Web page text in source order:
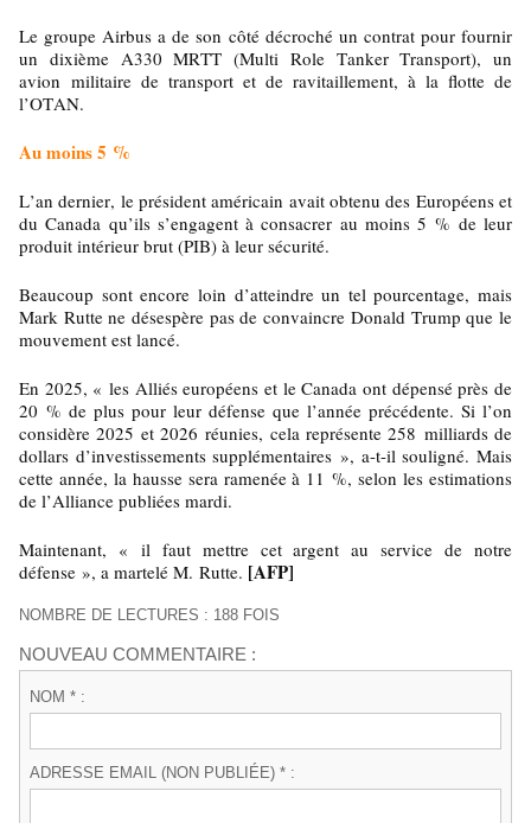
Le groupe Airbus a de son côté décroché un contrat pour fournir
un dixième A330 MRTT (Multi Role Tanker Transport), un
avion militaire de transport et de ravitaillement, à la flotte de
l’OTAN.
Au moins 5 %
L’an dernier, le président américain avait obtenu des Européens et
du Canada qu’ils s’engagent à consacrer au moins 5 % de leur
produit intérieur brut (PIB) à leur sécurité.
Beaucoup sont encore loin d’atteindre un tel pourcentage, mais
Mark Rutte ne désespère pas de convaincre Donald Trump que le
mouvement est lancé.
En 2025, « les Alliés européens et le Canada ont dépensé près de
20 % de plus pour leur défense que l’année précédente. Si l’on
considère 2025 et 2026 réunies, cela représente 258 milliards de
dollars d’investissements supplémentaires », a-t-il souligné. Mais
cette année, la hausse sera ramenée à 11 %, selon les estimations
de l’Alliance publiées mardi.
Maintenant, « il faut mettre cet argent au service de notre
défense », a martelé M. Rutte. [AFP]
NOMBRE DE LECTURES : 188 FOIS
NOUVEAU COMMENTAIRE :
NOM * :
ADRESSE EMAIL (NON PUBLIÉE) * :